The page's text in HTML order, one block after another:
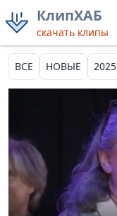
КлипХАБ
скачать клипы
ВСЕ НОВЫЕ 2025